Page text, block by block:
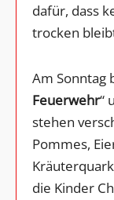
dafür, dass
trocken
Am Sonntag
Feuerwehr“
stehen
Pommes,
die Kinder